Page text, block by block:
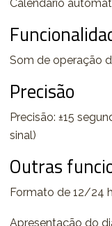
Calendário
Som de operação
Precisão
Precisão: ±15
sinal)
Outras
Formato de 12/24
Apresentação do